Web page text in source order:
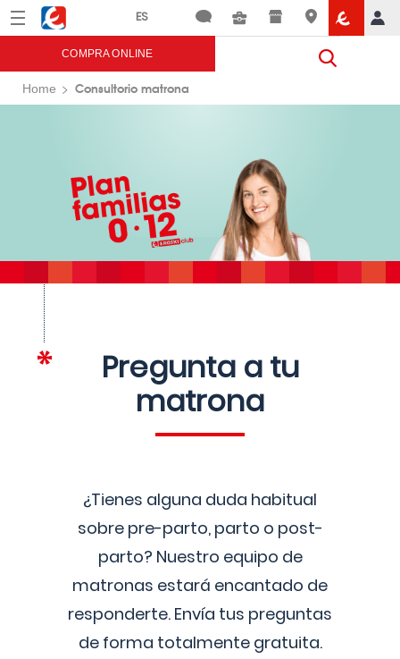
Menú Eroski
COMPRA ONLINE
Home Consultorio matrona
Pregunta a tu
matrona
¿Tienes alguna duda habitual
sobre pre-parto, parto o post-
parto? Nuestro equipo de
matronas estará encantado de
responderte. Envía tus preguntas
de forma totalmente gratuita.